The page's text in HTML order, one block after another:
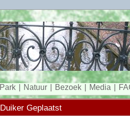
Park Natuur Bezoek Media
Duiker Geplaatst